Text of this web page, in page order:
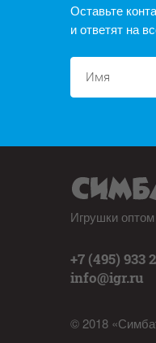
Оставьте
и ответят на
Игрушки оптом
+7 (495) 933
info@igr.ru
© 2018